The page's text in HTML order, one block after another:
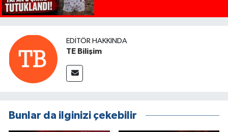
EDITÖR HAKKINDA
TE Bilişim
Bunlar da ilginizi çekebilir